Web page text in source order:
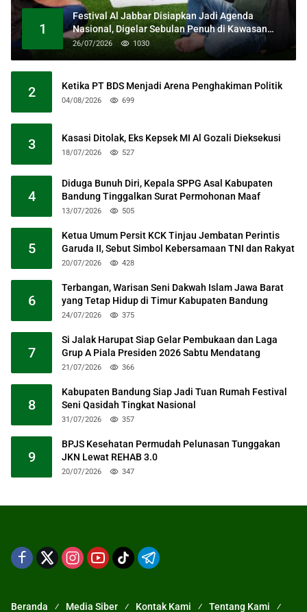
1
Festival Al Jabbar Disiapkan Jadi Agenda
Nasional, Digelar Sebulan Penuh di Kawasan
Masjid Raya Al Jabbar
26/07/2026 1030
2 Ketika PT BDS Menjadi Arena Penghakiman Politik
04/08/2026 699
3 Kasasi Ditolak, Eks Kepsek MI Al Gozali Dieksekusi
18/07/2026 527
4
Diduga Bunuh Diri, Kepala SPPG Asal Kabupaten
Bandung Tinggalkan Surat Permohonan Maaf
13/07/2026 505
5
Ketua Umum Persit KCK Tinjau Jembatan Perintis
Garuda II, Sebut Simbol Kebersamaan TNI dan Rakyat
20/07/2026 428
6
Terbangan, Warisan Seni Dakwah Islam Jawa Barat
yang Tetap Hidup di Timur Kabupaten Bandung
24/07/2026 375
7
Si Jalak Harupat Siap Gelar Pembukaan dan Laga
Grup A Piala Presiden 2026 Sabtu Mendatang
21/07/2026 366
8
Kabupaten Bandung Siap Jadi Tuan Rumah Festival
Seni Qasidah Tingkat Nasional
31/07/2026 357
9
BPJS Kesehatan Permudah Pelunasan Tunggakan
JKN Lewat REHAB 3.0
20/07/2026 347
Beranda Media Siber Kontak Kami Tentang Kami